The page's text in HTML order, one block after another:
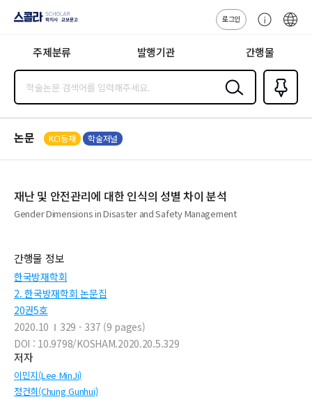
지사·교보문고
로그인
센
주제분류 발행기관 간행물
검색
즐겨찾
기0
논문 KCI등재 학술저널
재난 및 안전관리에 대한 인식의 성별 차이 분석
Gender Dimensions in Disaster and Safety Management
간행물 정보
한국방재학회
2. 한국방재학회 논문집
20권5호
2020.10
329 - 337 (9 pages)
DOI : 10.9798/KOSHAM.2020.20.5.329
저자
이민지(Lee MinJi)
정건희(Chung Gunhui)